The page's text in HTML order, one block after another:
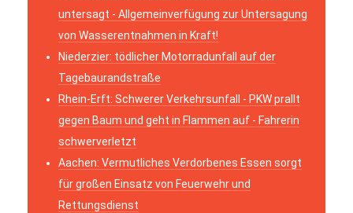
untersagt - Allgemeinverfügung zur Untersagung
von Wasserentnahmen in Kraft!
Niederzier: tödlicher Motorradunfall auf der
Tagebaurandstraße
Rhein-Erft: Schwerer Verkehrsunfall - PKW prallt
gegen Baum und geht in Flammen auf - Fahrerin
schwerverletzt
Aachen: Vermutliches Verdorbenes Essen sorgt
für großen Einsatz von Feuerwehr und
Rettungsdienst